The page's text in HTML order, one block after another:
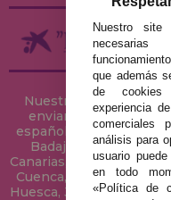
Nuestra tienda de
enviamos tus
español: Álava,
Badajoz, Baleares,
Canarias, Cantabria,
Cuenca, Gerona,
Huesca, Jaén, La
Nuestro site
que además
de cookies
experiencia
comerciales
análisis para
usuario
en todo
«Política de